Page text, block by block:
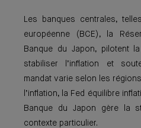
Les banques centrales,
européenne (BCE), la
Banque du Japon, pilotent
stabiliser l’inflation et
mandat varie selon les
l’inflation, la Fed équilibre
Banque du Japon gère la
contexte particulier.